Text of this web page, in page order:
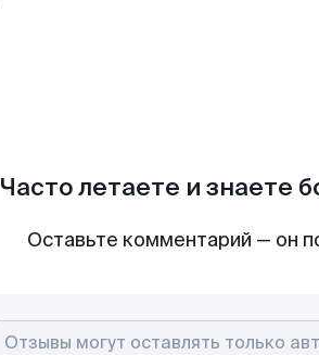
Часто летаете и знаете
Оставьте комментарий — он